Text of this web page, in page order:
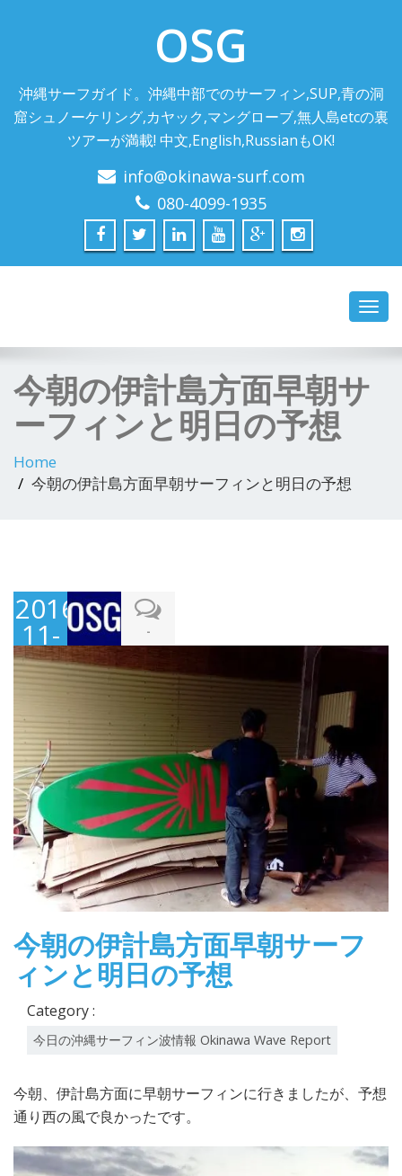
OSG
沖縄サーフガイド。沖縄中部でのサーフィン,SUP,青の洞
窟シュノーケリング,カヤック,マングローブ,無人島etcの裏
ツアーが満載! 中文,English,RussianもOK!
info@okinawa-surf.com
080-4099-1935
今朝の伊計島方面早朝サ
ーフィンと明日の予想
Home
今朝の伊計島方面早朝サーフィンと明日の予想
2016-
11-
15
-
今朝の伊計島方面早朝サーフ
ィンと明日の予想
Category :
今日の沖縄サーフィン波情報 Okinawa Wave Report
今朝、伊計島方面に早朝サーフィンに行きましたが、予想
通り西の風で良かったです。